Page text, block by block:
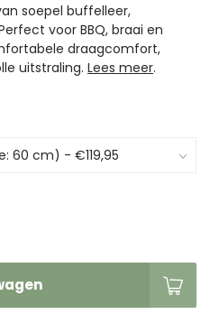
soepel buffelleer,
voor BBQ, braai en
draagcomfort,
uitstraling. Lees meer.